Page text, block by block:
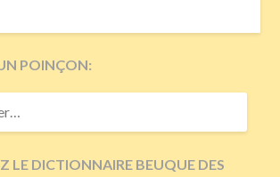
POINÇON:
:
LE DICTIONNAIRE BEUQUE DES